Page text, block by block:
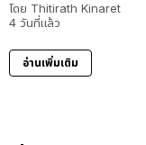
โดย Thitirath Kinaret
4 วันที่แล้ว
อ่านเพิ่มเติม